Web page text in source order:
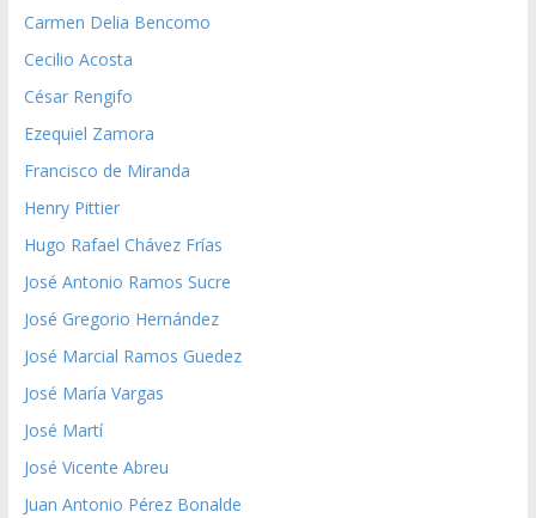
Carmen Delia Bencomo
Cecilio Acosta
César Rengifo
Ezequiel Zamora
Francisco de Miranda
Henry Pittier
Hugo Rafael Chávez Frías
José Antonio Ramos Sucre
José Gregorio Hernández
José Marcial Ramos Guedez
José María Vargas
José Martí
José Vicente Abreu
Juan Antonio Pérez Bonalde